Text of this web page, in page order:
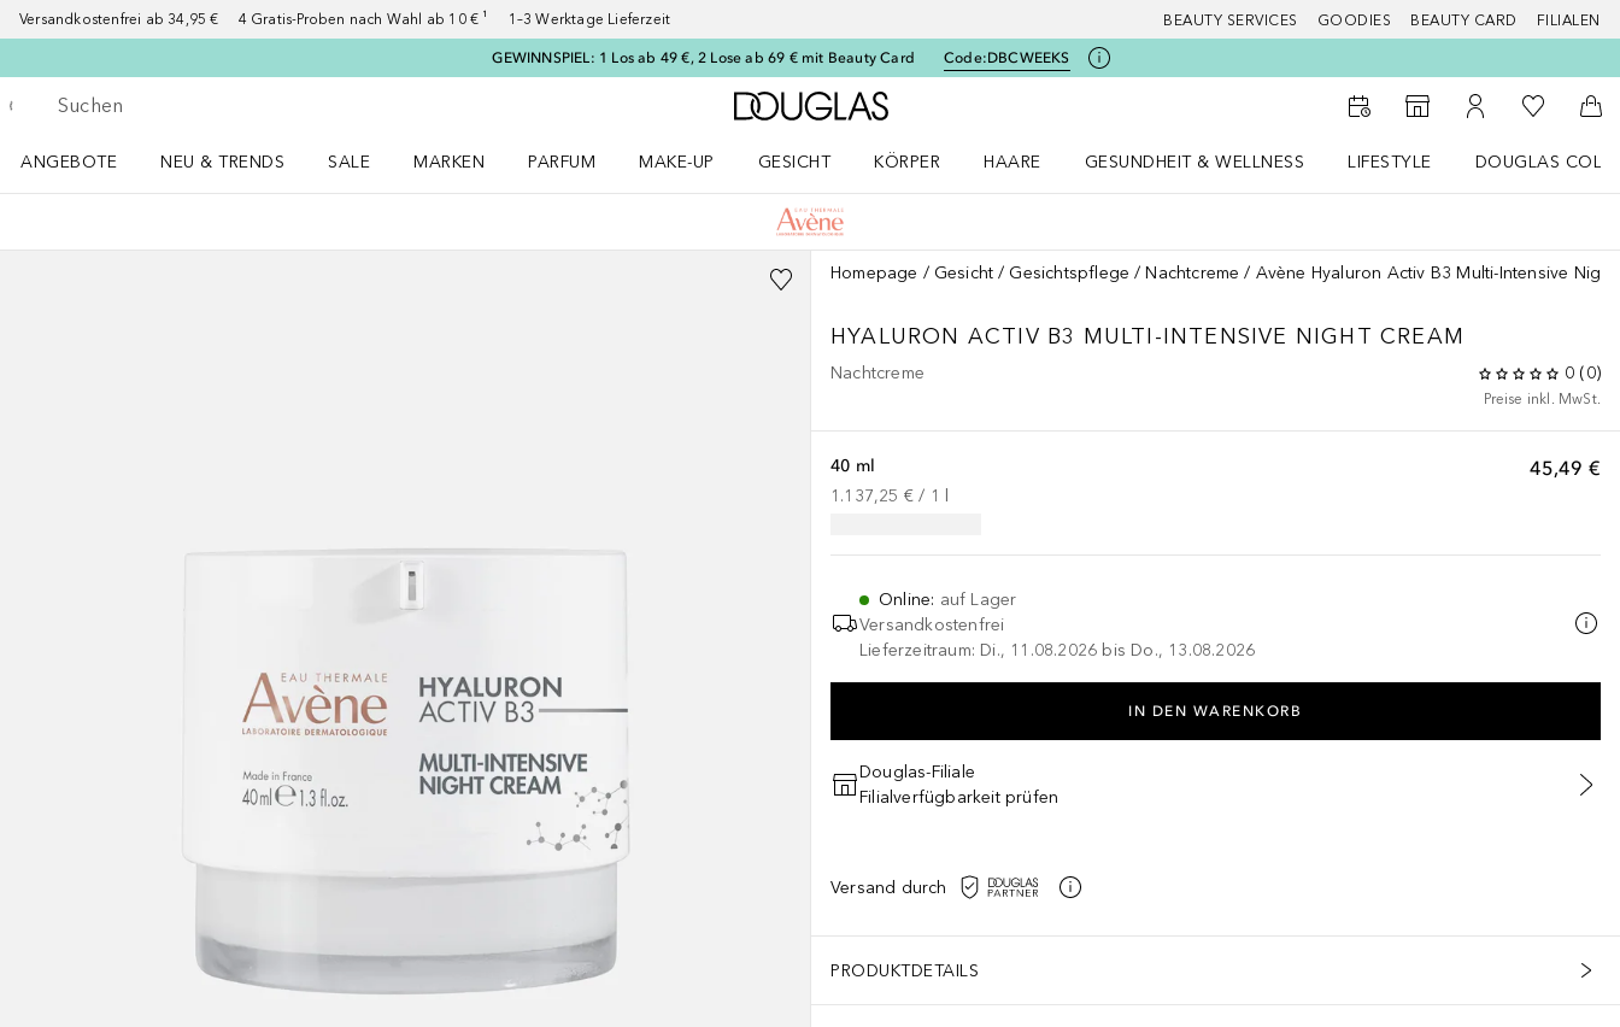
Versandkostenfrei ab 34,95 € 4 Gratis-Proben nach Wahl ab 10 € ¹ 1–3 Werktage Lieferzeit BEAUTY SERVICES GOODIES BEAUTY CARD FILIALEN
GEWINNSPIEL: 1 Los ab 49 €, 2 Lose ab 69 € mit Beauty Card Code:DBCWEEKS
Gehe zurück
Suche ausführen
Zur Douglas Startseite
Zum Storefinder
Zu Meinem
Zu Meiner
ANGEBOTE
NEU & TRENDS
SALE
MARKEN
PARFUM
MAKE-UP
GESICHT
KÖRPER
HAARE
GESUNDHEIT & WELLNESS
LIFESTYLE
DOUGLAS
Homepage Gesicht Gesichtspflege Nachtcreme Avène Hyaluron Activ B3 Multi-Intensive Night
HYALURON ACTIV B3 MULTI-INTENSIVE NIGHT CREAM
Nachtcreme 0 (0)
Preise inkl. MwSt.
45,49 €
40 ml
1.137,25 € / 1
Online: auf Lager
Versandkostenfrei
Lieferzeitraum: Di., 11.08.2026 bis Do., 13.08.2026
IN DEN WARENKORB
Douglas-Filiale
Filialverfügbarkeit prüfen
Versand durch
PRODUKTDETAILS